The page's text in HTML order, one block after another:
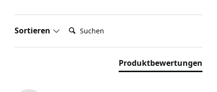
Sortieren Suchen:
Produktbewertungen